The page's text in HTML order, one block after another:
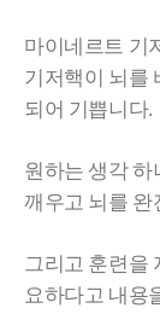
마이네르트 기
기저핵이 뇌를
되어 기쁩니다.
원하는 생각
깨우고 뇌를 완
그리고 훈련을
요하다고 내용